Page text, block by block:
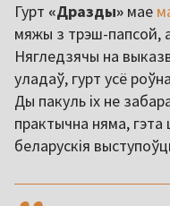
Гурт «Дразды» мае
мяжы з трэш-папсой,
Нягледзячы на
уладаў, гурт усё роўна
Ды пакуль іх не
практычна няма,
беларускія
,,